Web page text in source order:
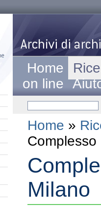
Home
on line
Home »
Milano